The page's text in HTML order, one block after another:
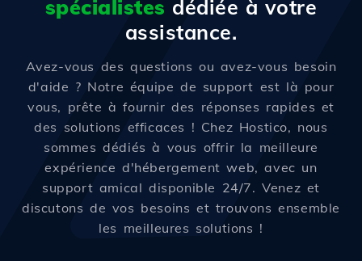
spécialistes dédiée à votre
assistance.
Avez-vous des questions ou avez-vous besoin
d'aide ? Notre équipe de support est là pour
vous, prête à fournir des réponses rapides et
des solutions efficaces ! Chez Hostico, nous
sommes dédiés à vous offrir la meilleure
expérience d'hébergement web, avec un
support amical disponible 24/7. Venez et
discutons de vos besoins et trouvons ensemble
les meilleures solutions !